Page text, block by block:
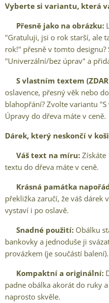
Vyberte si variantu, která
Přesně jako na obrázku:
"Gratuluji, jsi o rok starší, ale
rok!" přesně v tomto
"Univerzální/bez úprav" a
S vlastním textem
oslavence, přesný věk nebo
blahopřání? Zvolte variantu
Úpravy do dřeva máte v ceně.
Dárek, který neskončí v koši
Váš text na míru: Získáte
textu do dřeva máte v ceně.
Krásná památka
překližka zaručí, že váš dárek
vystaví i po oslavě.
Snadné použití: Obálku
bankovky a jednoduše ji
provázkem (je součástí balení).
Kompaktní a originální:
padne obálka akorát do ruky
naprosto skvěle.